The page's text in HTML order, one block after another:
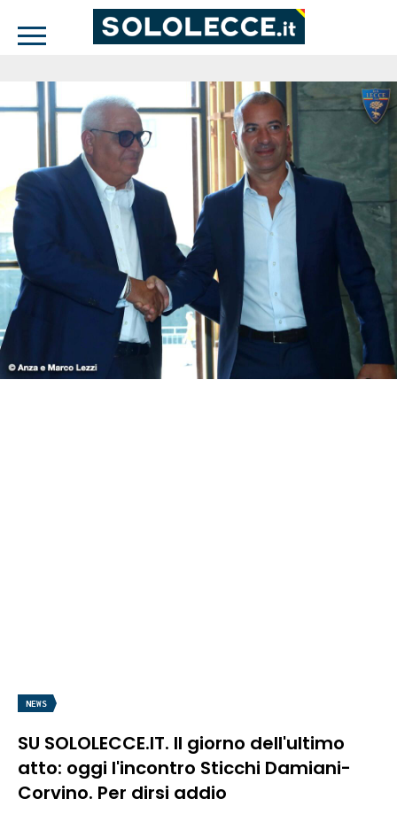
NEWS
SU SOLOLECCE.IT. Il giorno dell'ultimo
atto: oggi l'incontro Sticchi Damiani-
Corvino. Per dirsi addio